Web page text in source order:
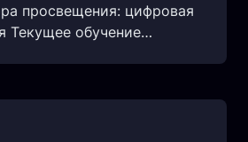
просвещения: цифровая
Текущее обучение…